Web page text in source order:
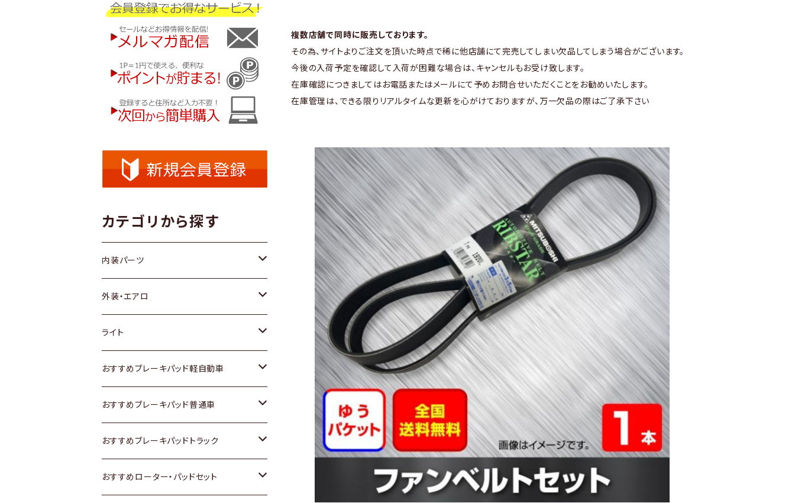
複数店舗で同時に販売しております。
その為、サイトよりご注文を頂いた時点で稀に他店舗にて完売してしまい欠品してしまう場合がございます。
今後の入荷予定を確認して入荷が困難な場合は、キャンセルもお受け致します。
在庫確認につきましてはお電話またはメールにて予めお問合せいただくことをお勧めいたします。
在庫管理は、できる限りリアルタイムな更新を心がけておりますが、万一欠品の際はご了承下さい
カテゴリから探す
内装パーツ
トヨタ
ホンダ
スズキ
日産
いすゞ
ダイハツ
外装・エアロ
トヨタ
ホンダ
スズキ
日産
いすゞ
ライト
トヨタ
スズキ
日産
いすゞ
おすすめブレーキパッド軽自動車
トヨタ
ホンダ
スズキ
おすすめブレーキパッド普通車
トヨタ
ホンダ
おすすめブレーキパッドトラック
トヨタ
おすすめローター・パッドセット